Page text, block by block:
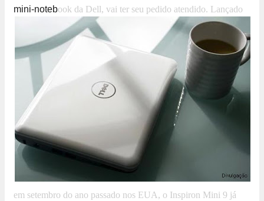
mini-notebook da Dell, vai ter seu pedido atendido. Lançado
em setembro do ano passado nos EUA, o Inspiron Mini 9 já